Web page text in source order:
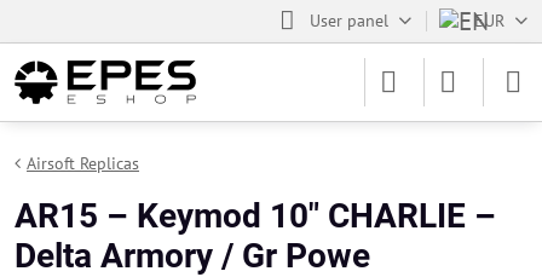
User panel EUR
Airsoft Replicas
AR15 – Keymod 10" CHARLIE –
Delta Armory / Gr Powe